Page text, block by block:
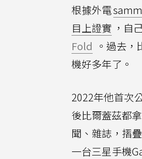
根據外電
目上證實 ，自
Fold 。過去
機好多年了。
2022年他首次
後比爾蓋茲都
聞、雜誌，摺
一台三星手機